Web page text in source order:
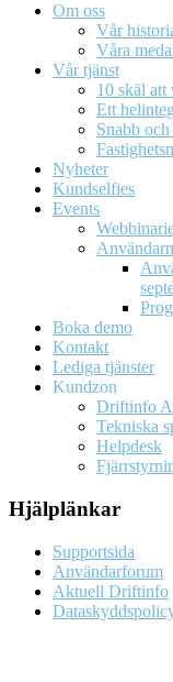
Om oss
Vår
Våra
Vår tjänst
10 skäl
Ett
Snabb
Nyheter
Kundselfies
Events
Boka demo
Kontakt
Lediga tjänster
Kundzon
Driftinfo
Tekniska
Helpdesk
Hjälplänkar
Supportsida
Användarforum
Aktuell Driftinfo